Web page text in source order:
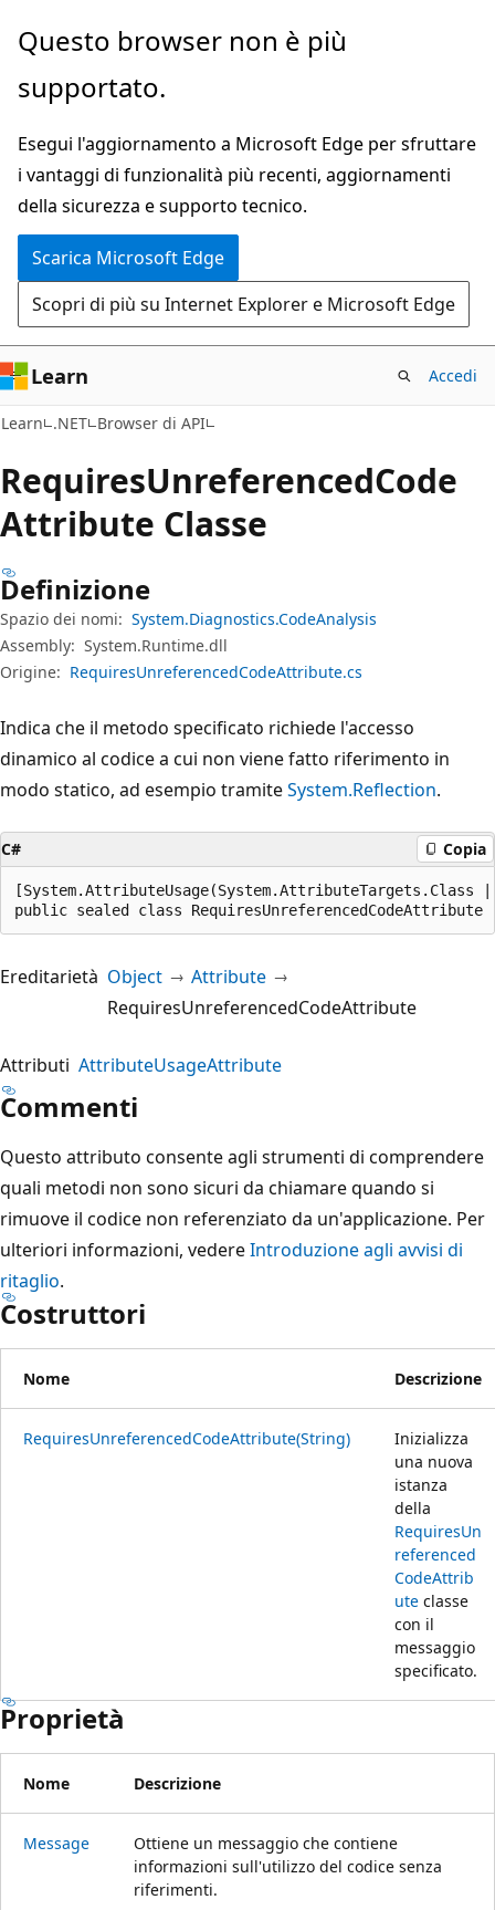
Ignora
passa
contenuto
principale
Passare
allo
spostamento
pagina
Questo browser non è più
supportato.
Esegui l'aggiornamento a Microsoft Edge per sfruttare
i vantaggi di funzionalità più recenti, aggiornamenti
della sicurezza e supporto tecnico.
Scarica Microsoft Edge
Scopri di più su Internet Explorer e Microsoft Edge
Learn Accedi
Learn .NET Browser di API
RequiresUnreferencedCode
Attribute Classe
Definizione
Spazio dei nomi: System.Diagnostics.CodeAnalysis
Assembly: System.Runtime.dll
Origine: RequiresUnreferencedCodeAttribute.cs
Indica che il metodo specificato richiede l'accesso
dinamico al codice a cui non viene fatto riferimento in
modo statico, ad esempio tramiteSystem.Reflection.
C# Copia
public sealed class
Ereditarietà Object
Attribute
RequiresUnreferencedCodeAttribute
Attributi AttributeUsageAttribute
Commenti
Questo attributo consente agli strumenti di comprendere
quali metodi non sono sicuri da chiamare quando si
rimuove il codice non referenziato da un'applicazione. Per
ulteriori informazioni, vedereIntroduzione agli avvisi di
ritaglio.
Costruttori
Nome Descrizione
RequiresUnreferencedCodeAttribute(String)
Inizializza
una nuova
istanza
della
RequiresUn
referenced
CodeAttrib
ute classe
con il
messaggio
specificato.
Proprietà
Nome Descrizione
Message
Ottiene un messaggio che contiene
informazioni sull'utilizzo del codice senza
riferimenti.